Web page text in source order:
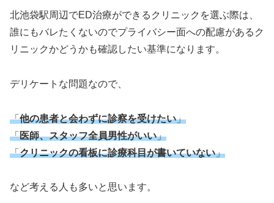
北池袋駅周辺でED治療ができるクリニックを選ぶ際は、
誰にもバレたくないのでプライバシー面への配慮があるク
リニックかどうかも確認したい基準になります。
デリケートな問題なので、
「他の患者と会わずに診察を受けたい」
「医師、スタッフ全員男性がいい」
「クリニックの看板に診療科目が書いていない」
など考える人も多いと思います。